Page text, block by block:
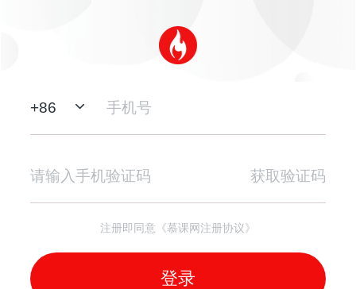
+86
获取验证码
注册即同意《慕课网注册协议》
登录